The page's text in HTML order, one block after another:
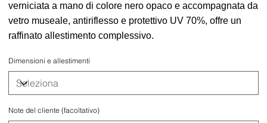
verniciata a mano di colore nero opaco e accompagnata da
vetro museale, antiriflesso e protettivo UV 70%, offre un
raffinato allestimento complessivo.
Dimensioni e allestimenti
Note del cliente (facoltativo)